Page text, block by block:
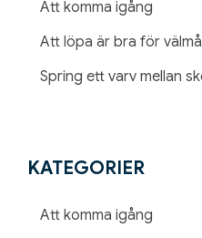
Att komma igång
Att löpa är bra för
Spring ett varv mellan
KATEGORIER
Att komma igång